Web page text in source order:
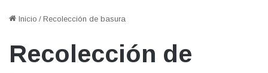
Inicio / Recolección de basura
Recolección de